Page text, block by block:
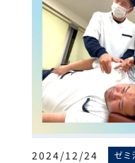
2024/12/24 ゼミ